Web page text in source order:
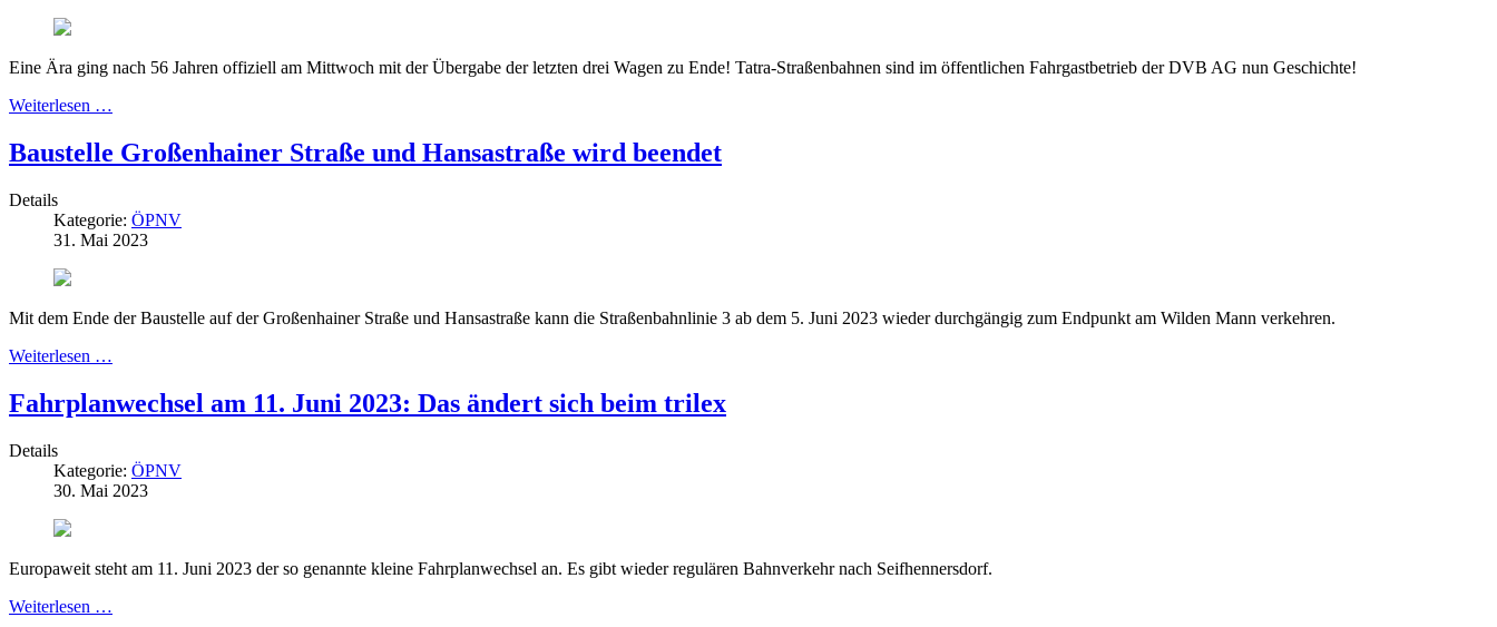
Eine Ära ging nach 56 Jahren offiziell am Mittwoch mit der Übergabe der letzten drei Wagen zu Ende! Tatra-Straßenbahnen sind im öffentlichen Fahrgastbetrieb der DVB AG nun Geschichte!
Weiterlesen …
Baustelle Großenhainer Straße und Hansastraße wird beendet
Details
Kategorie: ÖPNV
31. Mai 2023
Mit dem Ende der Baustelle auf der Großenhainer Straße und Hansastraße kann die Straßenbahnlinie 3 ab dem 5. Juni 2023 wieder durchgängig zum Endpunkt am Wilden Mann verkehren.
Weiterlesen …
Fahrplanwechsel am 11. Juni 2023: Das ändert sich beim trilex
Details
Kategorie: ÖPNV
30. Mai 2023
Europaweit steht am 11. Juni 2023 der so genannte kleine Fahrplanwechsel an. Es gibt wieder regulären Bahnverkehr nach Seifhennersdorf.
Weiterlesen …